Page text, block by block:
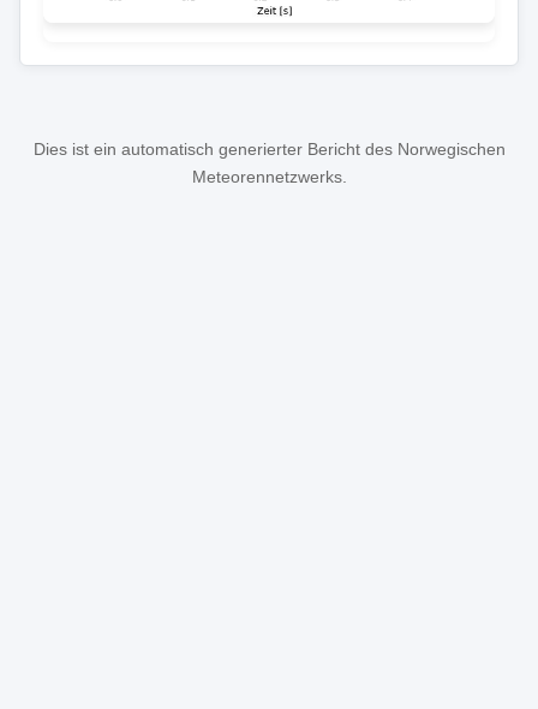
Dies ist ein automatisch generierter Bericht des Norwegischen
Meteorennetzwerks.